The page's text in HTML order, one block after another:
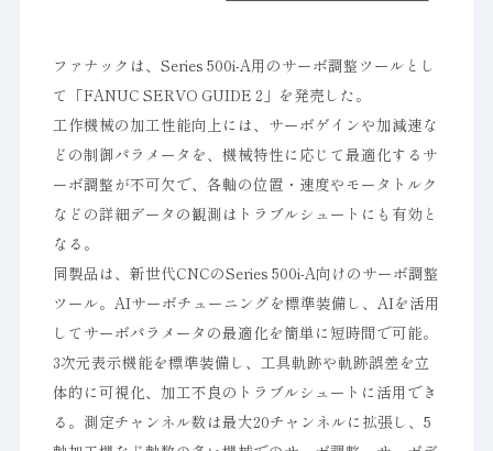
ファナックは、Series 500i-A用のサーボ調整ツールとし
て「FANUC SERVO GUIDE 2」を発売した。
工作機械の加工性能向上には、サーボゲインや加減速な
どの制御パラメータを、機械特性に応じて最適化するサ
ーボ調整が不可欠で、各軸の位置・速度やモータトルク
などの詳細データの観測はトラブルシュートにも有効と
なる。
同製品は、新世代CNCのSeries 500i-A向けのサーボ調整
ツール。AIサーボチューニングを標準装備し、AIを活用
してサーボパラメータの最適化を簡単に短時間で可能。
3次元表示機能を標準装備し、工具軌跡や軌跡誤差を立
体的に可視化、加工不良のトラブルシュートに活用でき
る。測定チャンネル数は最大20チャンネルに拡張し、5